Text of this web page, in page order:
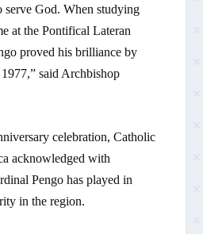
serve God. When studying
at the Pontifical Lateran
proved his brilliance by
said Archbishop
celebration, Catholic
acknowledged with
Pengo has played in
in the region.